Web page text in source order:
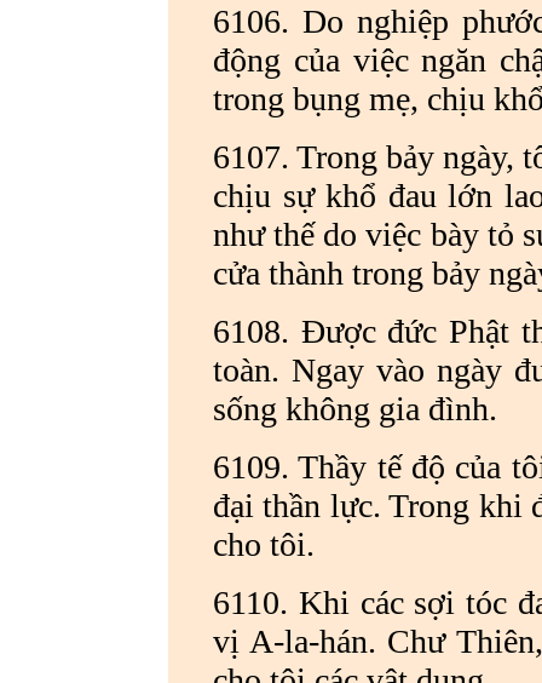
6106. Do nghiệp
động của việc ngăn
trong bụng mẹ, chịu
6107. Trong bảy ngày,
chịu sự khổ đau lớn
như thế do việc bày tỏ
cửa thành trong bảy
6108. Được đức Phật
toàn. Ngay vào ngày
sống không gia đình.
6109. Thầy tế độ của
đại thần lực. Trong khi
cho tôi.
6110. Khi các sợi tóc
vị A-la-hán. Chư